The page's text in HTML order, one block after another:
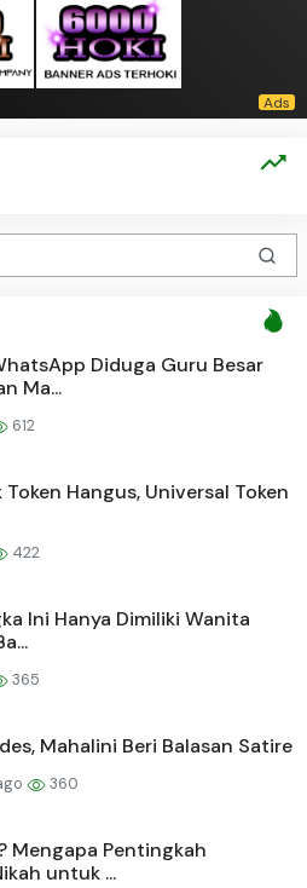
Diduga Guru Besar
Ma...
612
Token Hangus, Universal Token
422
Ini Hanya Dimiliki Wanita
365
Mahalini Beri Balasan Satire
360
Mengapa Pentingkah
untuk ...